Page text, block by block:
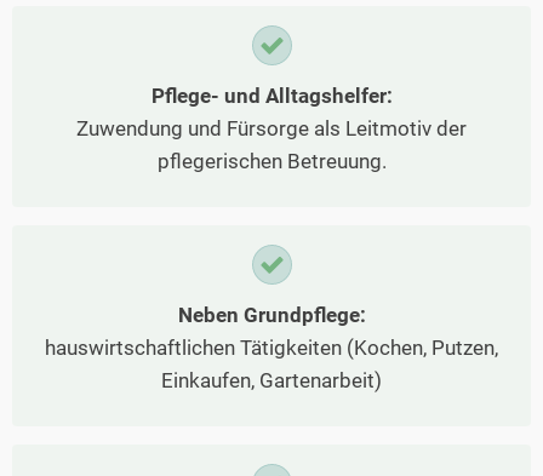
Pflege- und Alltagshelfer:
Zuwendung und Fürsorge als Leitmotiv der
pflegerischen Betreuung.
Neben Grundpflege:
hauswirtschaftlichen Tätigkeiten (Kochen, Putzen,
Einkaufen, Gartenarbeit)